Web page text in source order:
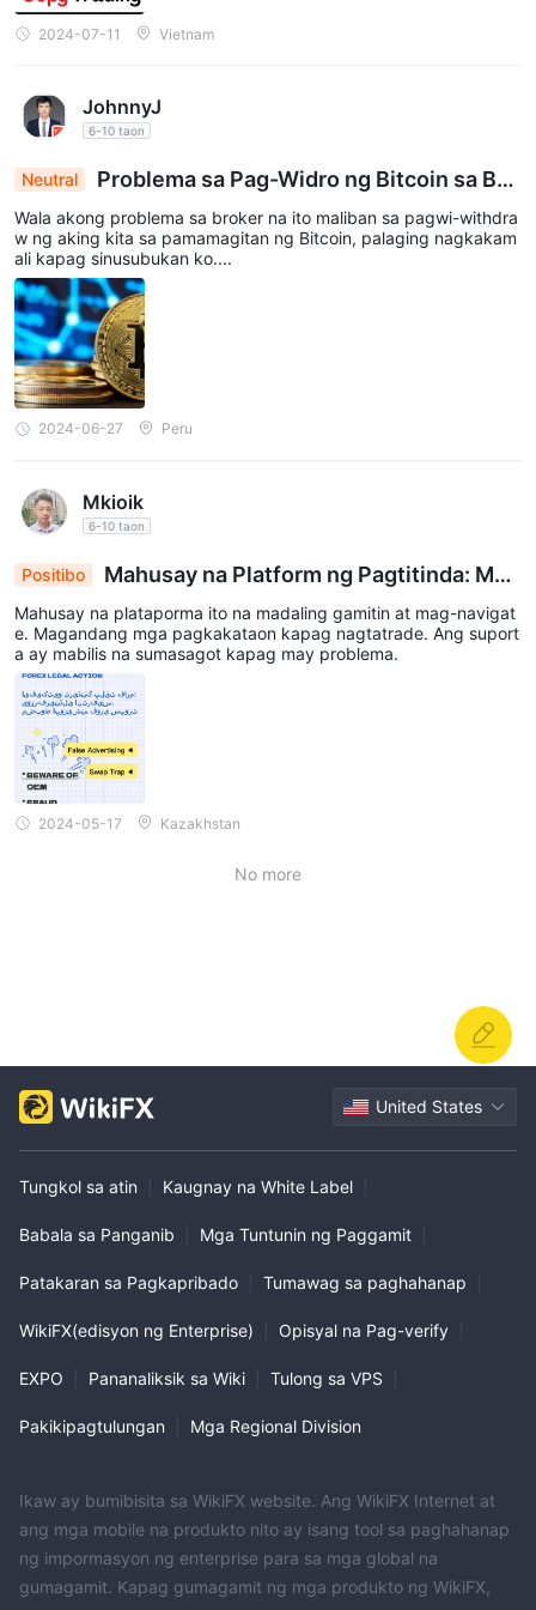
2024-07-11 Vietnam
JohnnyJ
6-10 taon
Neutral
Problema sa Pag-Widro ng Bitcoin sa Bro
ker: Hindi Maabot ang mga Tubo
Wala akong problema sa broker na ito maliban sa pagwi-withdra
w ng aking kita sa pamamagitan ng Bitcoin, palaging nagkakam
ali kapag sinusubukan ko....
2024-06-27 Peru
Mkioik
6-10 taon
Positibo
Mahusay na Platform ng Pagtitinda: Mad
aling Gamitin na Interface, Matatag na mga Kalab
an, Mabilis na Suporta
Mahusay na plataporma ito na madaling gamitin at mag-navigat
e. Magandang mga pagkakataon kapag nagtatrade. Ang suport
a ay mabilis na sumasagot kapag may problema.
2024-05-17 Kazakhstan
No more
United States
Tungkol sa atin Kaugnay na White Label
Babala sa Panganib Mga Tuntunin ng Paggamit
Patakaran sa Pagkapribado Tumawag sa paghahanap
WikiFX(edisyon ng Enterprise) Opisyal na Pag-verify
EXPO Pananaliksik sa Wiki Tulong sa VPS
Pakikipagtulungan Mga Regional Division
Ikaw ay bumibisita sa WikiFX website. Ang WikiFX Internet at
ang mga mobile na produkto nito ay isang tool sa paghahanap
ng impormasyon ng enterprise para sa mga global na
gumagamit. Kapag gumagamit ng mga produkto ng WikiFX,